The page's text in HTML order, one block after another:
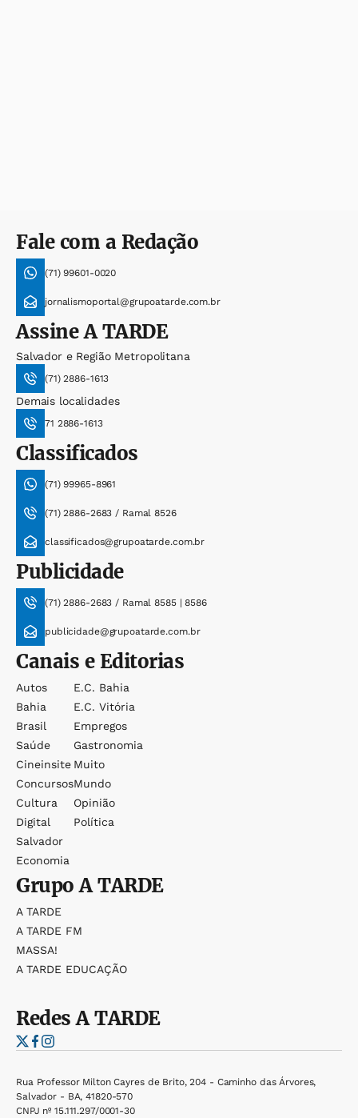
Fale com a Redação
(71) 99601-0020
jornalismoportal@grupoatarde.com.br
AssineA TARDE
Salvador e Região Metropolitana
(71) 2886-1613
Demais localidades
71 2886-1613
Classificados
(71) 99965-8961
(71) 2886-2683 / Ramal 8526
classificados@grupoatarde.com.br
Publicidade
(71) 2886-2683 / Ramal 8585 | 8586
publicidade@grupoatarde.com.br
Canais e Editorias
Autos
Bahia
Brasil
Saúde
Cineinsite
Concursos
Cultura
Digital
Salvador
Economia
E.c. Bahia
E.c. Vitória
Empregos
Gastronomia
Muito
Mundo
Opinião
Política
GrupoA TARDE
A TARDE
A TARDE FM
MASSA!
A TARDE EDUCAÇÃO
RedesA TARDE
Rua Professor Milton Cayres de Brito, 204 - Caminho das Árvores,
Salvador - BA, 41820-570
CNPJ nº 15.111.297/0001-30